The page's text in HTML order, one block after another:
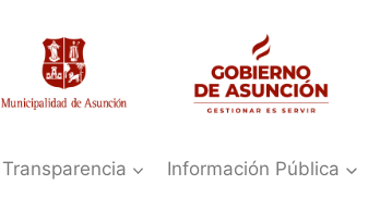
Transparencia Información Pública